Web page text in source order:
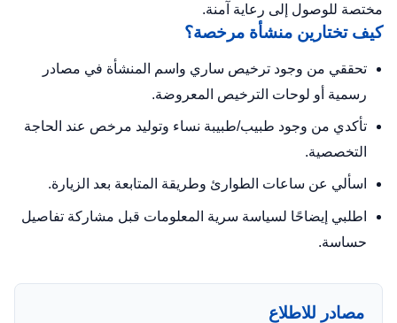
مختصة للوصول إلى رعاية آمنة.
كيف تختارين منشأة مرخصة؟
تحققي من وجود ترخيص ساري واسم المنشأة في مصادر
رسمية أو لوحات الترخيص المعروضة.
تأكدي من وجود طبيب/طبيبة نساء وتوليد مرخص عند الحاجة
التخصصية.
اسألي عن ساعات الطوارئ وطريقة المتابعة بعد الزيارة.
اطلبي إيضاحًا لسياسة سرية المعلومات قبل مشاركة تفاصيل
حساسة.
مصادر للاطلاع